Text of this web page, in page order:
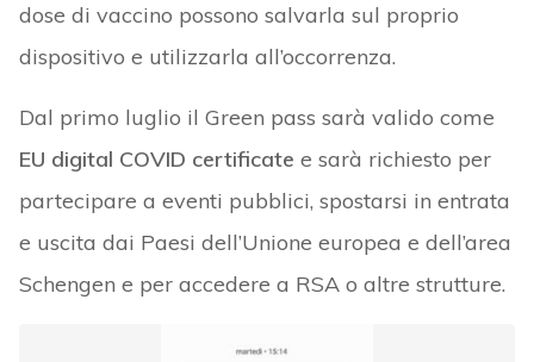
dose di vaccino possono salvarla sul proprio
dispositivo e utilizzarla all’occorrenza.
Dal primo luglio il Green pass sarà valido come
EU digital COVID certificate e sarà richiesto per
partecipare a eventi pubblici, spostarsi in entrata
e uscita dai Paesi dell’Unione europea e dell’area
Schengen e per accedere a RSA o altre strutture.